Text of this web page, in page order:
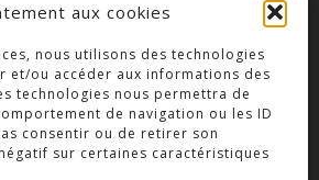
aux cookies
nous utilisons des technologies
et/ou accéder aux informations des
technologies nous permettra de
de navigation ou les ID
consentir ou de retirer son
sur certaines caractéristiques
20